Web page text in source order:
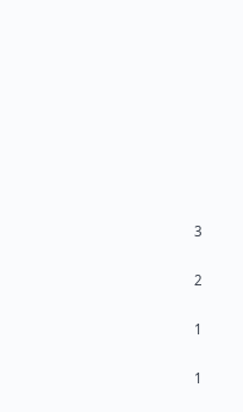
3
2
1
1